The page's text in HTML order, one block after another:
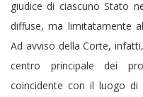
giudice di ciascuno Stato
diffuse, ma limitatamente
Ad avviso della Corte,
centro principale dei
coincidente con il luogo